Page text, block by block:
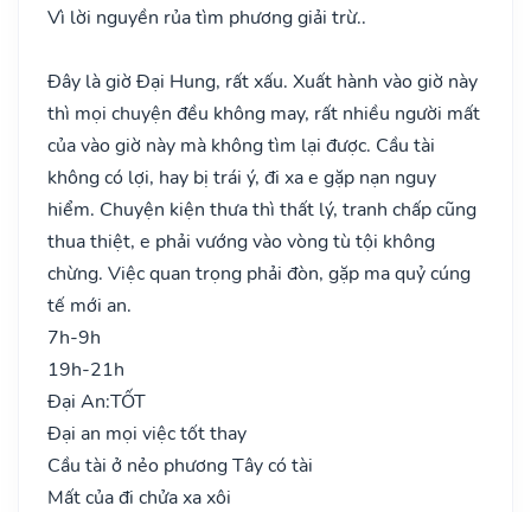
Vì lời nguyền rủa tìm phương giải trừ..
Đây là giờ Đại Hung, rất xấu. Xuất hành vào giờ này
thì mọi chuyện đều không may, rất nhiều người mất
của vào giờ này mà không tìm lại được. Cầu tài
không có lợi, hay bị trái ý, đi xa e gặp nạn nguy
hiểm. Chuyện kiện thưa thì thất lý, tranh chấp cũng
thua thiệt, e phải vướng vào vòng tù tội không
chừng. Việc quan trọng phải đòn, gặp ma quỷ cúng
tế mới an.
7h-9h
19h-21h
Đại An:TỐT
Đại an mọi việc tốt thay
Cầu tài ở nẻo phương Tây có tài
Mất của đi chửa xa xôi